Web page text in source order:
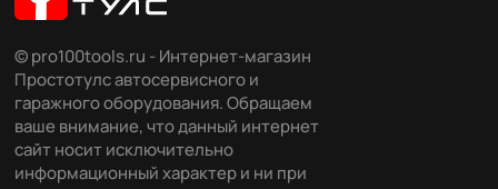
© pro100tools.ru - Интернет-магазин
Простотулс автосервисного и
гаражного оборудования. Обращаем
ваше внимание, что данный интернет
сайт носит исключительно
информационный характер и ни при